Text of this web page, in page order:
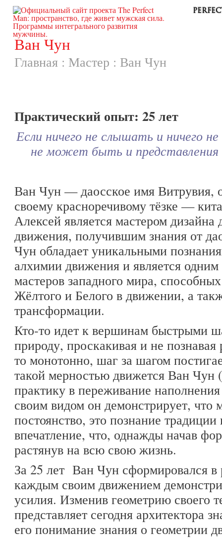
Ван Чун
Главная : Мастер : Ван Чун
Практический опыт: 25 лет
Если ничего не слышать и ничего
не может быть и представления
Ван Чун — даосское имя Витрувия,
своему красноречивому тёзке —
Алексей является мастером
движения, получившим знания от
Чун обладает уникальными
алхимии движения и является
мастеров западного мира,
Жёлтого и Белого в движении, а
трансформации.
Кто-то идет к вершинам быстрыми
природу, проскакивая и не
то монотонно, шаг за шагом
такой мерностью движется Ван Чун
практику в переживание
своим видом он демонстрирует, что
постоянство, это познание
впечатление, что, однажды начав
растянув на всю свою жизнь.
За 25 лет Ван Чун сформировался в
каждым своим движением
усилия. Изменив геометрию своего
представляет сегодня архитектора
его понимание знания о геометрии